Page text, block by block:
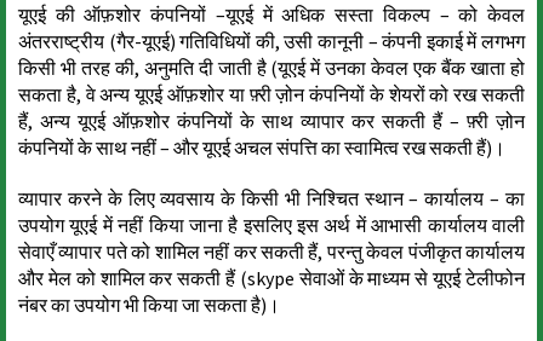
यूएई की ऑफ़शोर कंपनियों –यूएई में अधिक सस्ता विकल्प – को केवल
अंतरराष्ट्रीय (गैर-यूएई) गतिविधियों की, उसी कानूनी – कंपनी इकाई में लगभग
किसी भी तरह की, अनुमति दी जाती है (यूएई में उनका केवल एक बैंक खाता हो
सकता है, वे अन्य यूएई ऑफ़शोर या फ़्री ज़ोन कंपनियों के शेयरों को रख सकती
हैं, अन्य यूएई ऑफ़शोर कंपनियों के साथ व्यापार कर सकती हैं – फ़्री ज़ोन
कंपनियों के साथ नहीं – और यूएई अचल संपत्ति का स्वामित्व रख सकती हैं)।
व्यापार करने के लिए व्यवसाय के किसी भी निश्चित स्थान – कार्यालय – का
उपयोग यूएई में नहीं किया जाना है इसलिए इस अर्थ में आभासी कार्यालय वाली
सेवाएँ व्यापार पते को शामिल नहीं कर सकती हैं, परन्तु केवल पंजीकृत कार्यालय
और मेल को शामिल कर सकती हैं (skype सेवाओं के माध्यम से यूएई टेलीफोन
नंबर का उपयोग भी किया जा सकता है)।